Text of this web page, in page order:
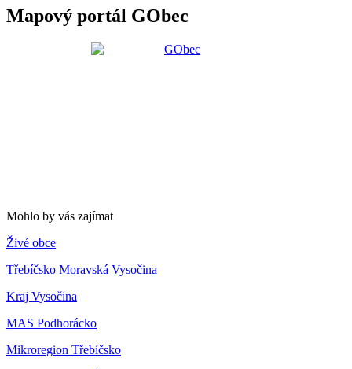
Mapový portál GObec
Mohlo by vás zajímat
Živé obce
Třebíčsko Moravská Vysočina
Kraj Vysočina
MAS Podhorácko
Mikroregion Třebíčsko